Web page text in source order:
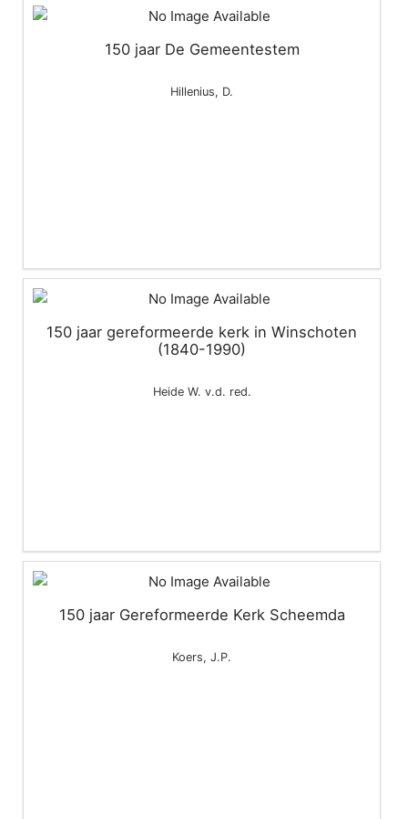
150 jaar De Gemeentestem
Hillenius, D.
150 jaar gereformeerde kerk in Winschoten
(1840-1990)
Heide W. v.d. red.
150 jaar Gereformeerde Kerk Scheemda
Koers, J.P.